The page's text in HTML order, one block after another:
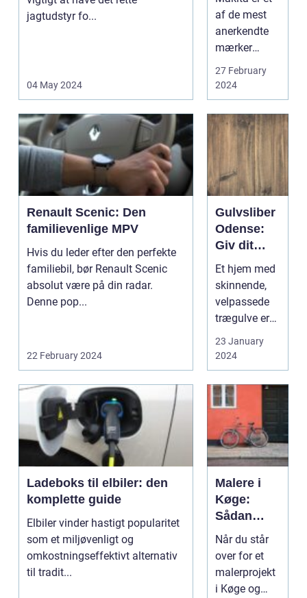
jagtudstyr fo...
04 May 2024
at holde
haven flot
af de mest
anerkendte
mærker
inden for
haveværktøj,
og deres
græstrimmer
e er ingen
undt...
27 February
2024
Renault Scenic: Den
familievenlige MPV
Hvis du leder efter den perfekte
familiebil, bør Renault Scenic
absolut være på din radar.
Denne pop...
22 February 2024
Gulvsliber
Odense:
Giv dit
gulv nyt liv
med
profession
elle
gulvservic
e
Et hjem med
skinnende,
velpassede
trægulve er
indbegrebet
af
skandinavisk
stil og hygge.
Men
trægulv...
23 January
2024
Ladeboks til elbiler: den
komplette guide
Elbiler vinder hastigt popularitet
som et miljøvenligt og
omkostningseffektivt alternativ
til tradit...
Malere i
Køge:
Sådan
finder du
de bedste
til dit
malerproje
Når du står
over for et
malerprojekt
i Køge og